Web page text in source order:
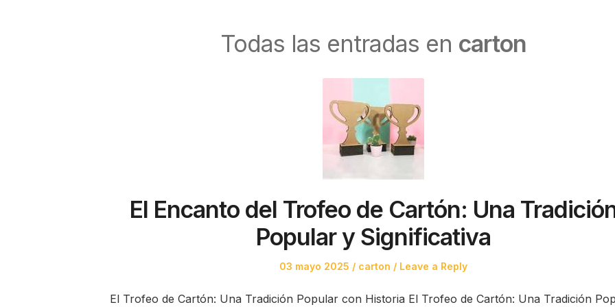
Todas las entradas en carton
El Encanto del Trofeo de Cartón: Una
Popular y Significativa
Posted
03 mayo 2025
Posted
carton Leave a Reply
El Trofeo de Cartón: Una Tradición Popular con Historia El Trofeo de Cartón: Una Tradición